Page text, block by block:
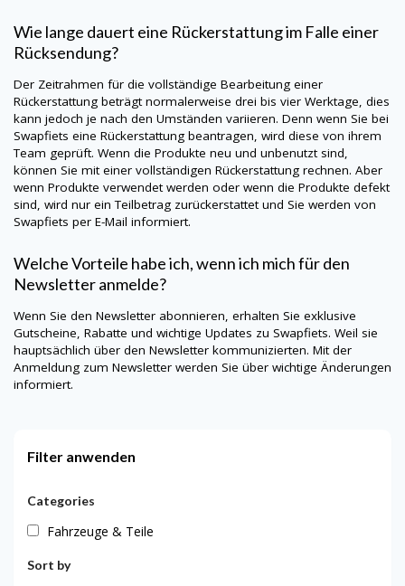
Wie lange dauert eine Rückerstattung im Falle einer
Rücksendung?
Der Zeitrahmen für die vollständige Bearbeitung einer
Rückerstattung beträgt normalerweise drei bis vier Werktage, dies
kann jedoch je nach den Umständen variieren. Denn wenn Sie bei
Swapfiets eine Rückerstattung beantragen, wird diese von ihrem
Team geprüft. Wenn die Produkte neu und unbenutzt sind,
können Sie mit einer vollständigen Rückerstattung rechnen. Aber
wenn Produkte verwendet werden oder wenn die Produkte defekt
sind, wird nur ein Teilbetrag zurückerstattet und Sie werden von
Swapfiets per E-Mail informiert.
Welche Vorteile habe ich, wenn ich mich für den
Newsletter anmelde?
Wenn Sie den Newsletter abonnieren, erhalten Sie exklusive
Gutscheine, Rabatte und wichtige Updates zu Swapfiets. Weil sie
hauptsächlich über den Newsletter kommunizierten. Mit der
Anmeldung zum Newsletter werden Sie über wichtige Änderungen
informiert.
Filter anwenden
Categories
Fahrzeuge & Teile
Sort by